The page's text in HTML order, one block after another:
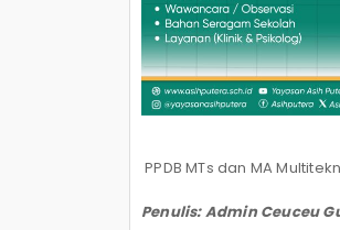
PPDB MTs dan MA
Penulis: Admin Ceuceu